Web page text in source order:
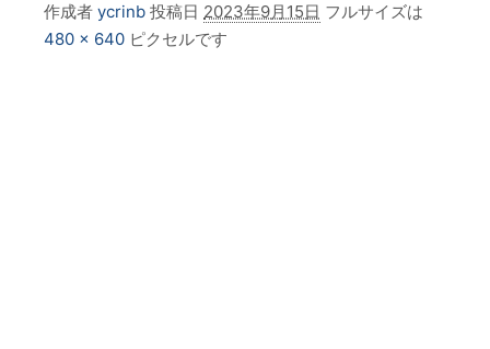
作成者 ycrinb 投稿日 2023年9月15日 フルサイズは
480 × 640 ピクセルです